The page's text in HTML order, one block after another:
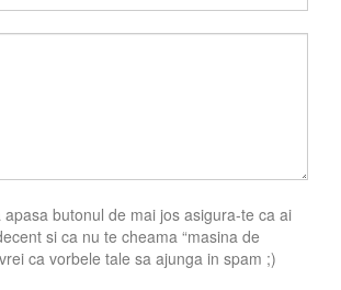
apasa butonul de mai jos asigura-te ca ai
si ca nu te cheama “masina de
ca vorbele tale sa ajunga in spam ;)